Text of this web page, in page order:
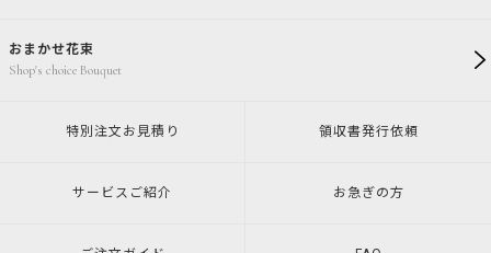
おまかせ花束
Shop's choice Bouquet
特別注文 お見積り 領収書発行依頼
サービスご紹介 お急ぎの方